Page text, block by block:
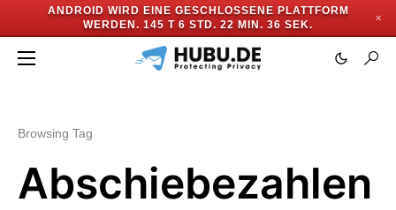
ANDROID WIRD EINE GESCHLOSSENE PLATTFORM
WERDEN. 145 T 6 STD. 22 MIN. 36 SEK.
✕
Browsing Tag
Abschiebezahlen